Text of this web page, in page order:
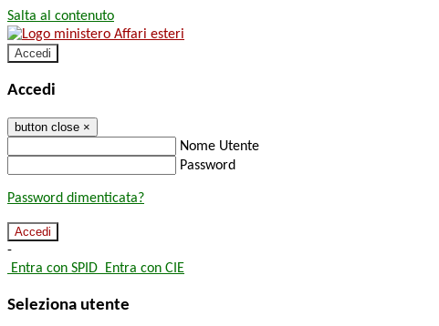
Salta al contenuto
Accedi
Accedi
button close ×
Nome Utente
Password
Password dimenticata?
-
Entra con SPID Entra con CIE
Seleziona utente